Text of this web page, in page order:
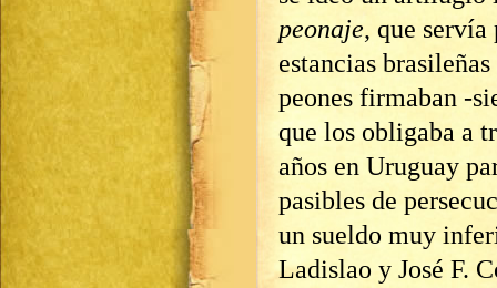
peonaje, que servía
estancias
peones firmaban -
que los obligaba a
años en Uruguay
pasibles de
un sueldo muy
Ladislao y José F.